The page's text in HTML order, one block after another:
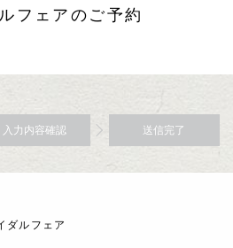
フェアのご予約
入力内容確認 送信完了
ダルフェア